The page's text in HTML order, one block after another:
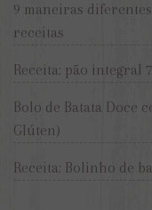
9 maneiras
receitas
Receita: pão integral
Bolo de Batata Doce
Glúten)
Receita: Bolinho de